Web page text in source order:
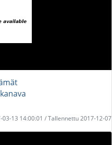
03-13 14:00:01 / Tallennettu 2017-12-07